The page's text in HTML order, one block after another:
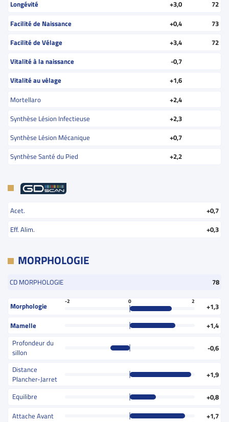
Longévité +3,0
72
Facilité de Naissance
+0,4
73
Facilité de Vélage
+3,4
72
Vitalité à la naissance
-0,7
Vitalité au vêlage
+1,6
Mortellaro
+2,4
Synthèse Lésion Infectieuse
+2,3
Synthèse Lésion Mécanique
+0,7
Synthèse Santé du Pied
+2,2
Acet.
+0,7
Eff. Alim.
+0,3
MORPHOLOGIE
CD MORPHOLOGIE 78
Morphologie
-2 0 2
+1,3
Mamelle
+1,4
Profondeur du
sillon
-0,6
Distance
Plancher-Jarret
+1,9
Equilibre
+0,8
Attache Avant
+1,7